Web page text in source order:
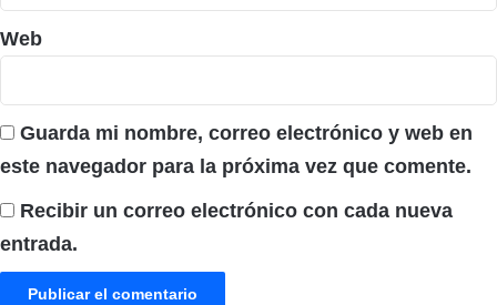
Web
Guarda mi nombre, correo electrónico y web en
este navegador para la próxima vez que comente.
Recibir un correo electrónico con cada nueva
entrada.